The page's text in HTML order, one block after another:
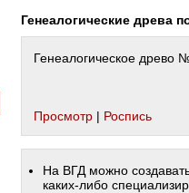
Генеалогические древа
Генеалогическое древо
Просмотр | Роспись
На ВГД можно
каких-либо